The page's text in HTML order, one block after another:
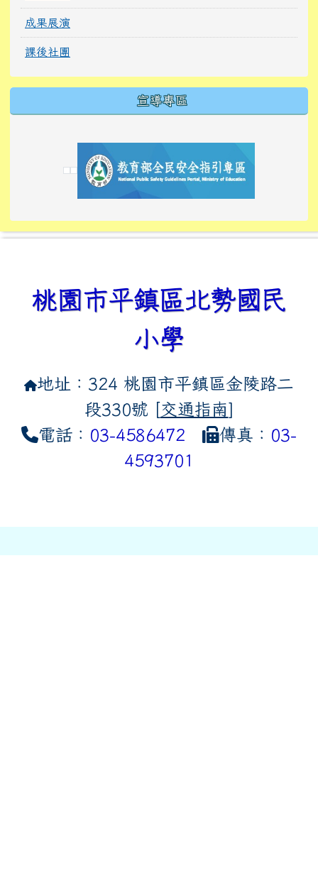
成果展演
課後社團
宣導專區
link to https://
link to https://10000.gov.tw/
link to https://
link to https://10000.gov.tw/
link to https://
link to https://
link to https://i.win.org.tw/
link to https://
link to https://
link to https://
link to https://
桃園市平鎮區北勢國民
小學
地址：324 桃園市平鎮區金陵路二
段330號 [交通指南]
電話： 03-4586472 傳真： 03-
4593701